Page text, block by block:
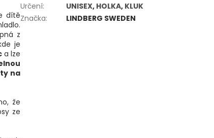
dítě
z
je
a lze
na
že
ze
Určení: UNISEX, HOLKA, KLUK
Značka: LINDBERG SWEDEN